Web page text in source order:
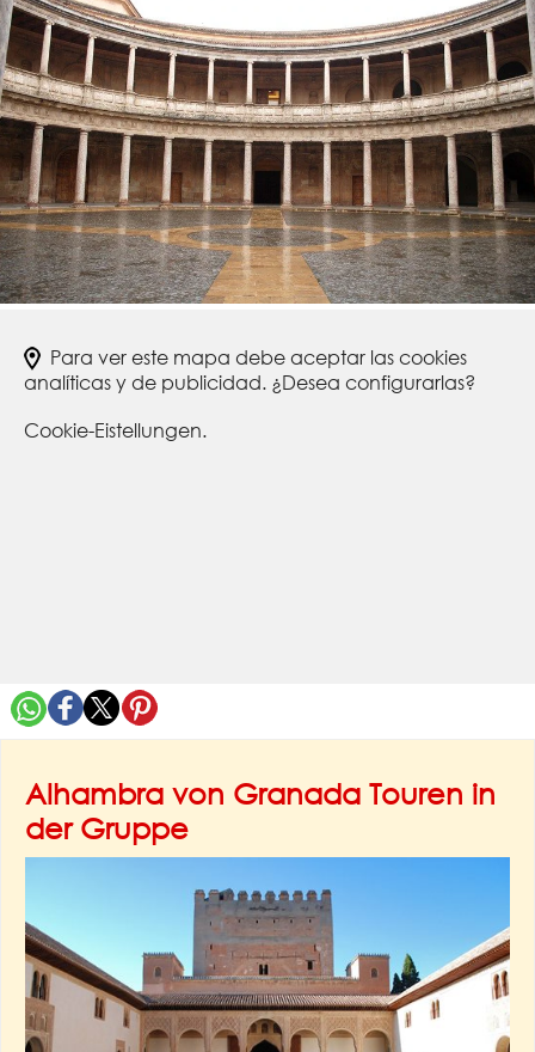
Para ver este mapa debe aceptar las cookies
analíticas y de publicidad. ¿Desea configurarlas?
Cookie-Eistellungen.
Alhambra von Granada Touren in
der Gruppe